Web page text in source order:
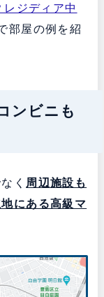
ジディア中
部屋の例を紹
ンビニも
く 周辺施設も
にある高級マ